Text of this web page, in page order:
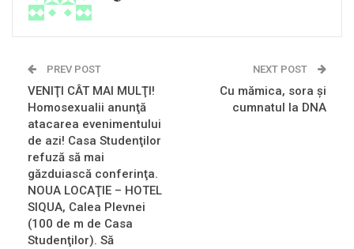
PREV POST
VENIŢI CÂT MAI MULŢI!
Homosexualii anunţă
atacarea evenimentului
de azi! Casa Studenţilor
refuză să mai
găzduiască conferinţa.
NOUA LOCAŢIE – HOTEL
SIQUA, Calea Plevnei
(100 de m de Casa
Studenţilor). Să
NEXT POST
Cu mămica, sora şi
cumnatul la DNA